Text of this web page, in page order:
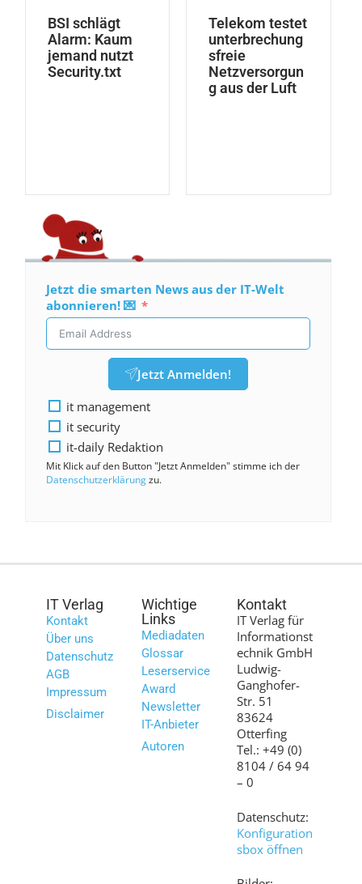
BSI schlägt
Alarm: Kaum
jemand nutzt
Security.txt
Telekom testet
unterbrechung
sfreie
Netzversorgun
g aus der Luft
Jetzt die smarten News aus der IT-Welt
abonnieren! 💌
Jetzt Anmelden!
it management
it security
it-daily Redaktion
Mit Klick auf den Button "Jetzt Anmelden" stimme ich der
Datenschutzerklärungzu.
IT Verlag
Kontakt
Über uns
Datenschutz
AGB
Impressum
Disclaimer
Wichtige
Links
Mediadaten
Glossar
Leserservice
Award
Newsletter
IT-Anbieter
Autoren
Kontakt
IT Verlag für
Informationst
echnik GmbH
Ludwig-
Ganghofer-
Str. 51
83624
Otterfing
Tel.: +49 (0)
8104 / 64 94
– 0
Datenschutz:
Konfiguration
sbox öffnen